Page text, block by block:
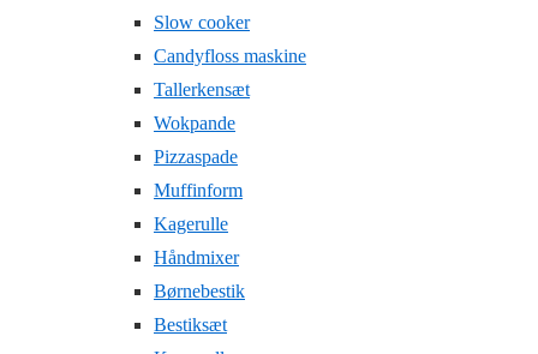
Slow cooker
Candyfloss maskine
Tallerkensæt
Wokpande
Pizzaspade
Muffinform
Kagerulle
Håndmixer
Børnebestik
Bestiksæt